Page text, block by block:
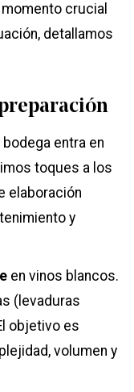
crucial
detallamos
entra en
toques a los
elaboración
y
en vinos blancos.
(levaduras
objetivo es
volumen y